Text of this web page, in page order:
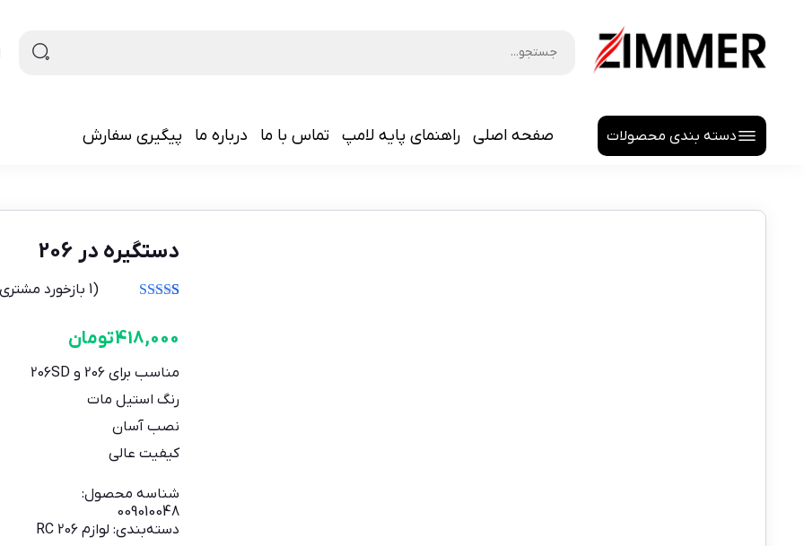
دسته بندی محصولات صفحه اصلی راهنمای پایه لامپ تماس با ما درباره ما پیگیری سفارش
دستگیره در 206
5 در
مشتری
(
1 بازخورد
418,000تومان
مناسب برای 206 و 206SD
رنگ استیل مات
نصب آسان
کیفیت عالی
شناسه محصول:
009010048
دسته‌بندی: لوازم 206 RC